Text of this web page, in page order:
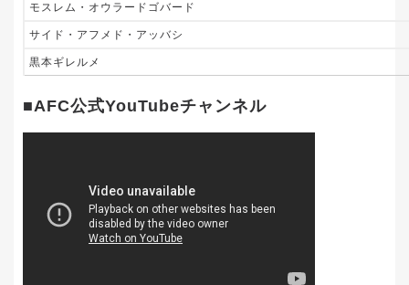
モスレム・オウラードゴバード
サイド・アフメド・アッバシ
黒本ギレルメ
■AFC公式YouTubeチャンネル